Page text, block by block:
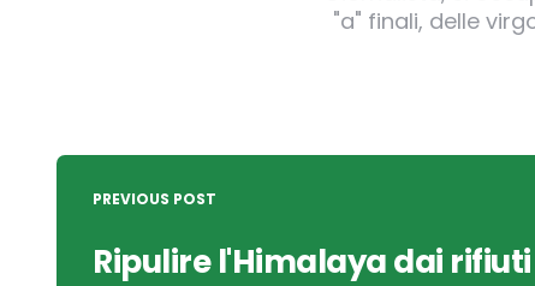
"a" finali, delle
Post
navigation
PREVIOUS POST
Ripulire l'Himalaya dai rifiuti